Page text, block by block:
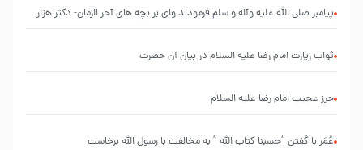
پیامبر صلی الله علیه وآله و سلم فرمودند وای بر بچه های آخر الزمان- دکتر هزار
ثواب زیارت امام رضا علیه السلام در بیان آن حضرت
حرز عجیب امام رضا علیه السلام
عُمَر با گفتن “حسبنا كتاب اللّه ” به مخالفت با رسول اللّه برخاست